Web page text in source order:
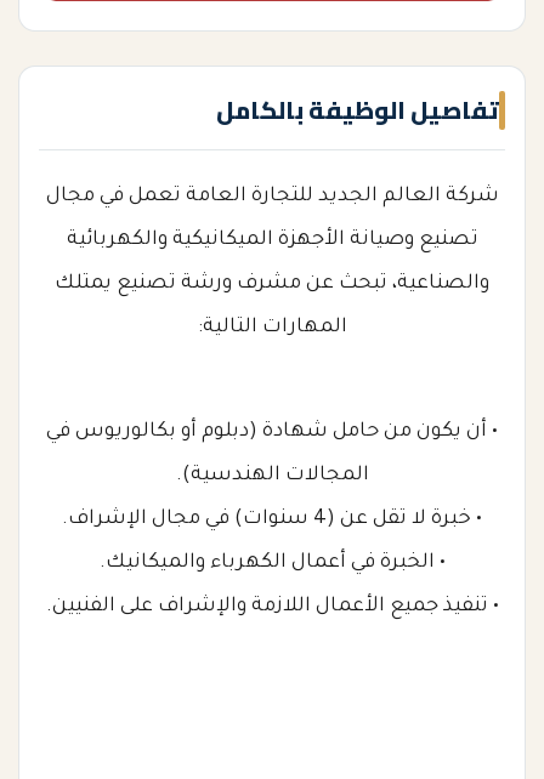
تفاصيل الوظيفة بالكامل
شركة العالم الجديد للتجارة العامة تعمل في مجال
تصنيع وصيانة الأجهزة الميكانيكية والكهربائية
والصناعية، تبحث عن مشرف ورشة تصنيع يمتلك
المهارات التالية:
• أن يكون من حامل شهادة (دبلوم أو بكالوريوس في
المجالات الهندسية).
• خبرة لا تقل عن (4 سنوات) في مجال الإشراف.
• الخبرة في أعمال الكهرباء والميكانيك.
• تنفيذ جميع الأعمال اللازمة والإشراف على الفنيين.